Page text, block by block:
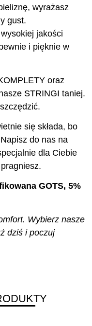
wyrażasz
gust.
jakości
i pięknie w
oraz
STRINGI taniej.
się składa, bo
do nas na
dla Ciebie
GOTS, 5%
Wybierz nasze
dziś i poczuj